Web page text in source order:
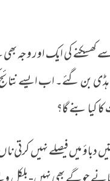
کی ایک اور وجہ
گئے۔ اب ایسے نتائج کی
کیا بنے گا؟
دباؤ میں فیصلے نہیں